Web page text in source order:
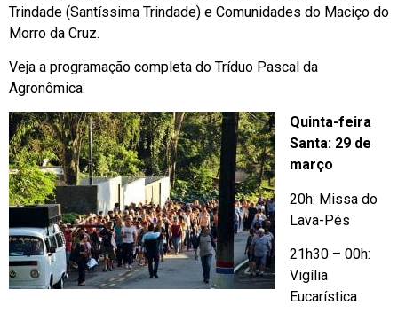
Trindade (Santíssima Trindade) e Comunidades do Maciço do
Morro da Cruz.
Veja a programação completa do Tríduo Pascal da
Agronômica:
Quinta-feira
Santa: 29 de
março
20h: Missa do
Lava-Pés
21h30 – 00h:
Vigília
Eucarística